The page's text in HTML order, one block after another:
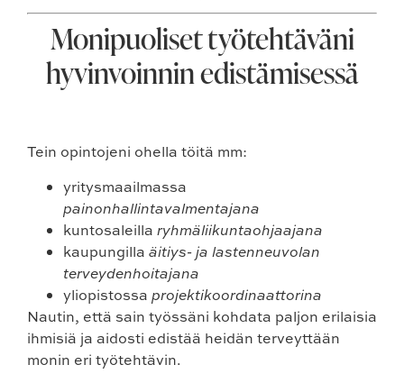
Monipuoliset työtehtäväni
hyvinvoinnin edistämisessä
Tein opintojeni ohella töitä mm:
yritysmaailmassa
painonhallintavalmentajana
kuntosaleilla ryhmäliikuntaohjaajana
kaupungilla äitiys- ja lastenneuvolan
terveydenhoitajana
yliopistossa projektikoordinaattorina
Nautin, että sain työssäni kohdata paljon erilaisia
ihmisiä ja aidosti edistää heidän terveyttään
monin eri työtehtävin.